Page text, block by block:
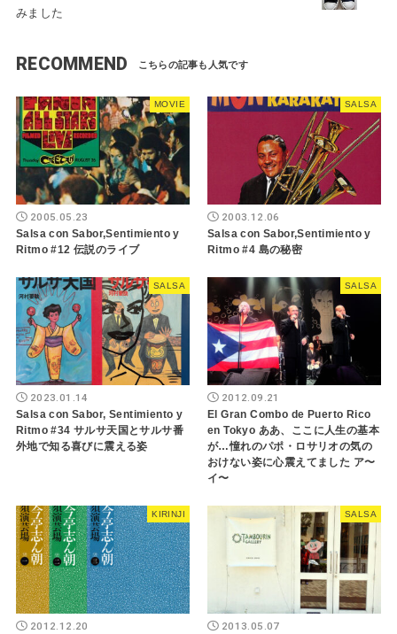
みました
RECOMMEND
MOVIE
2005.05.23
Salsa con Sabor,Sentimiento y
Ritmo #12 伝説のライブ
SALSA
2003.12.06
Salsa con Sabor,Sentimiento y
Ritmo #4 島の秘密
SALSA
2023.01.14
Salsa con Sabor, Sentimiento y
Ritmo #34 サルサ天国とサルサ番
外地で知る喜びに震える姿
SALSA
2012.09.21
El Gran Combo de Puerto Rico
en Tokyo ああ、ここに人生の基本
が…憧れのパポ・ロサリオの気の
おけない姿に心震えてました ア〜
イ〜
KIRINJI
2012.12.20
SALSA
2013.05.07